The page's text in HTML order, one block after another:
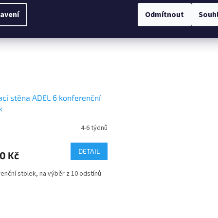
Odmítnout
stěna ADEL 6 konferenční
4-6 týdnů
Kč DETAIL
stolek, na výběr z 10 odstínů